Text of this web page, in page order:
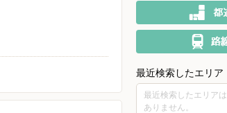
最近検索したエリア
最近検索したエリアは
ありません。